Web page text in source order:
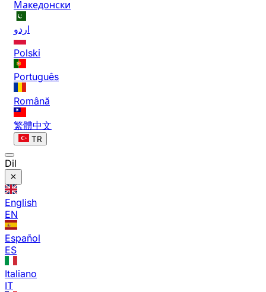
Македонски
اردو
Polski
Português
Română
繁體中文
TR
Dil
English
EN
Español
ES
Italiano
IT